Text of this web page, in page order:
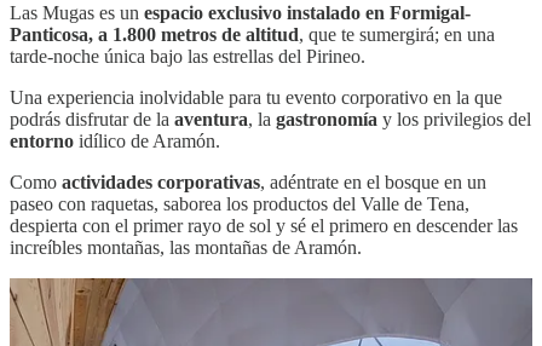
Las Mugas es un espacio exclusivo instalado en Formigal-
Panticosa, a 1.800 metros de altitud, que te sumergirá; en una
tarde-noche única bajo las estrellas del Pirineo.
Una experiencia inolvidable para tu evento corporativo en la que
podrás disfrutar de la aventura, la gastronomía y los privilegios del
entorno idílico de Aramón.
Como actividades corporativas, adéntrate en el bosque en un
paseo con raquetas, saborea los productos del Valle de Tena,
despierta con el primer rayo de sol y sé el primero en descender las
increíbles montañas, las montañas de Aramón.